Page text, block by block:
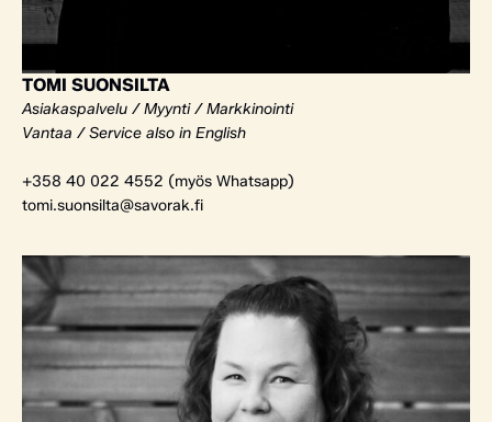
TOMI SUONSILTA
Asiakaspalvelu / Myynti / Markkinointi
Vantaa / Service also in English
+358 40 022 4552 (myös Whatsapp)
tomi.suonsilta@savorak.fi